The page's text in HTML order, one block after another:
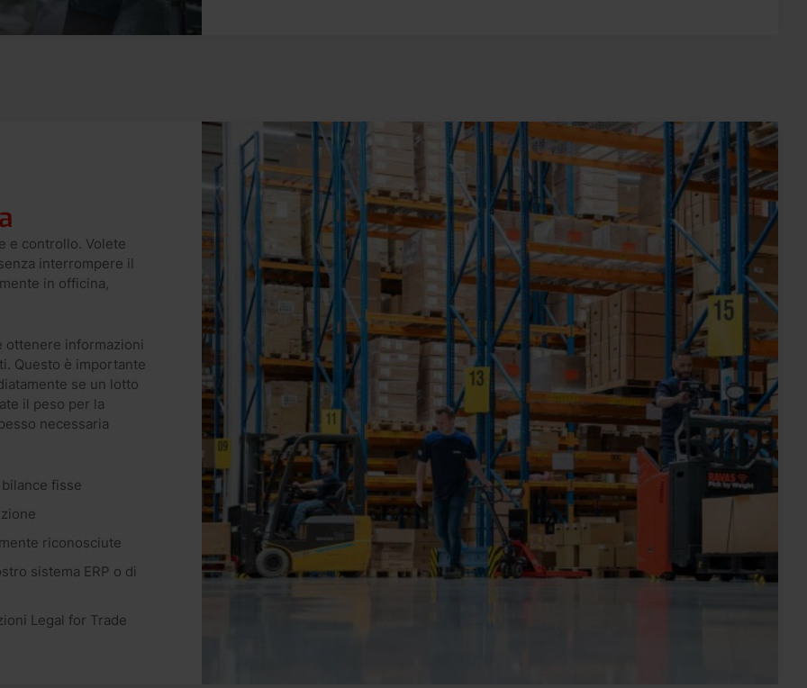
e controllo. Volete
interrompere il
in officina,
ottenere informazioni
Questo è importante
se un lotto
il peso per la
necessaria
fisse
riconosciute
sistema ERP o di
Legal for Trade